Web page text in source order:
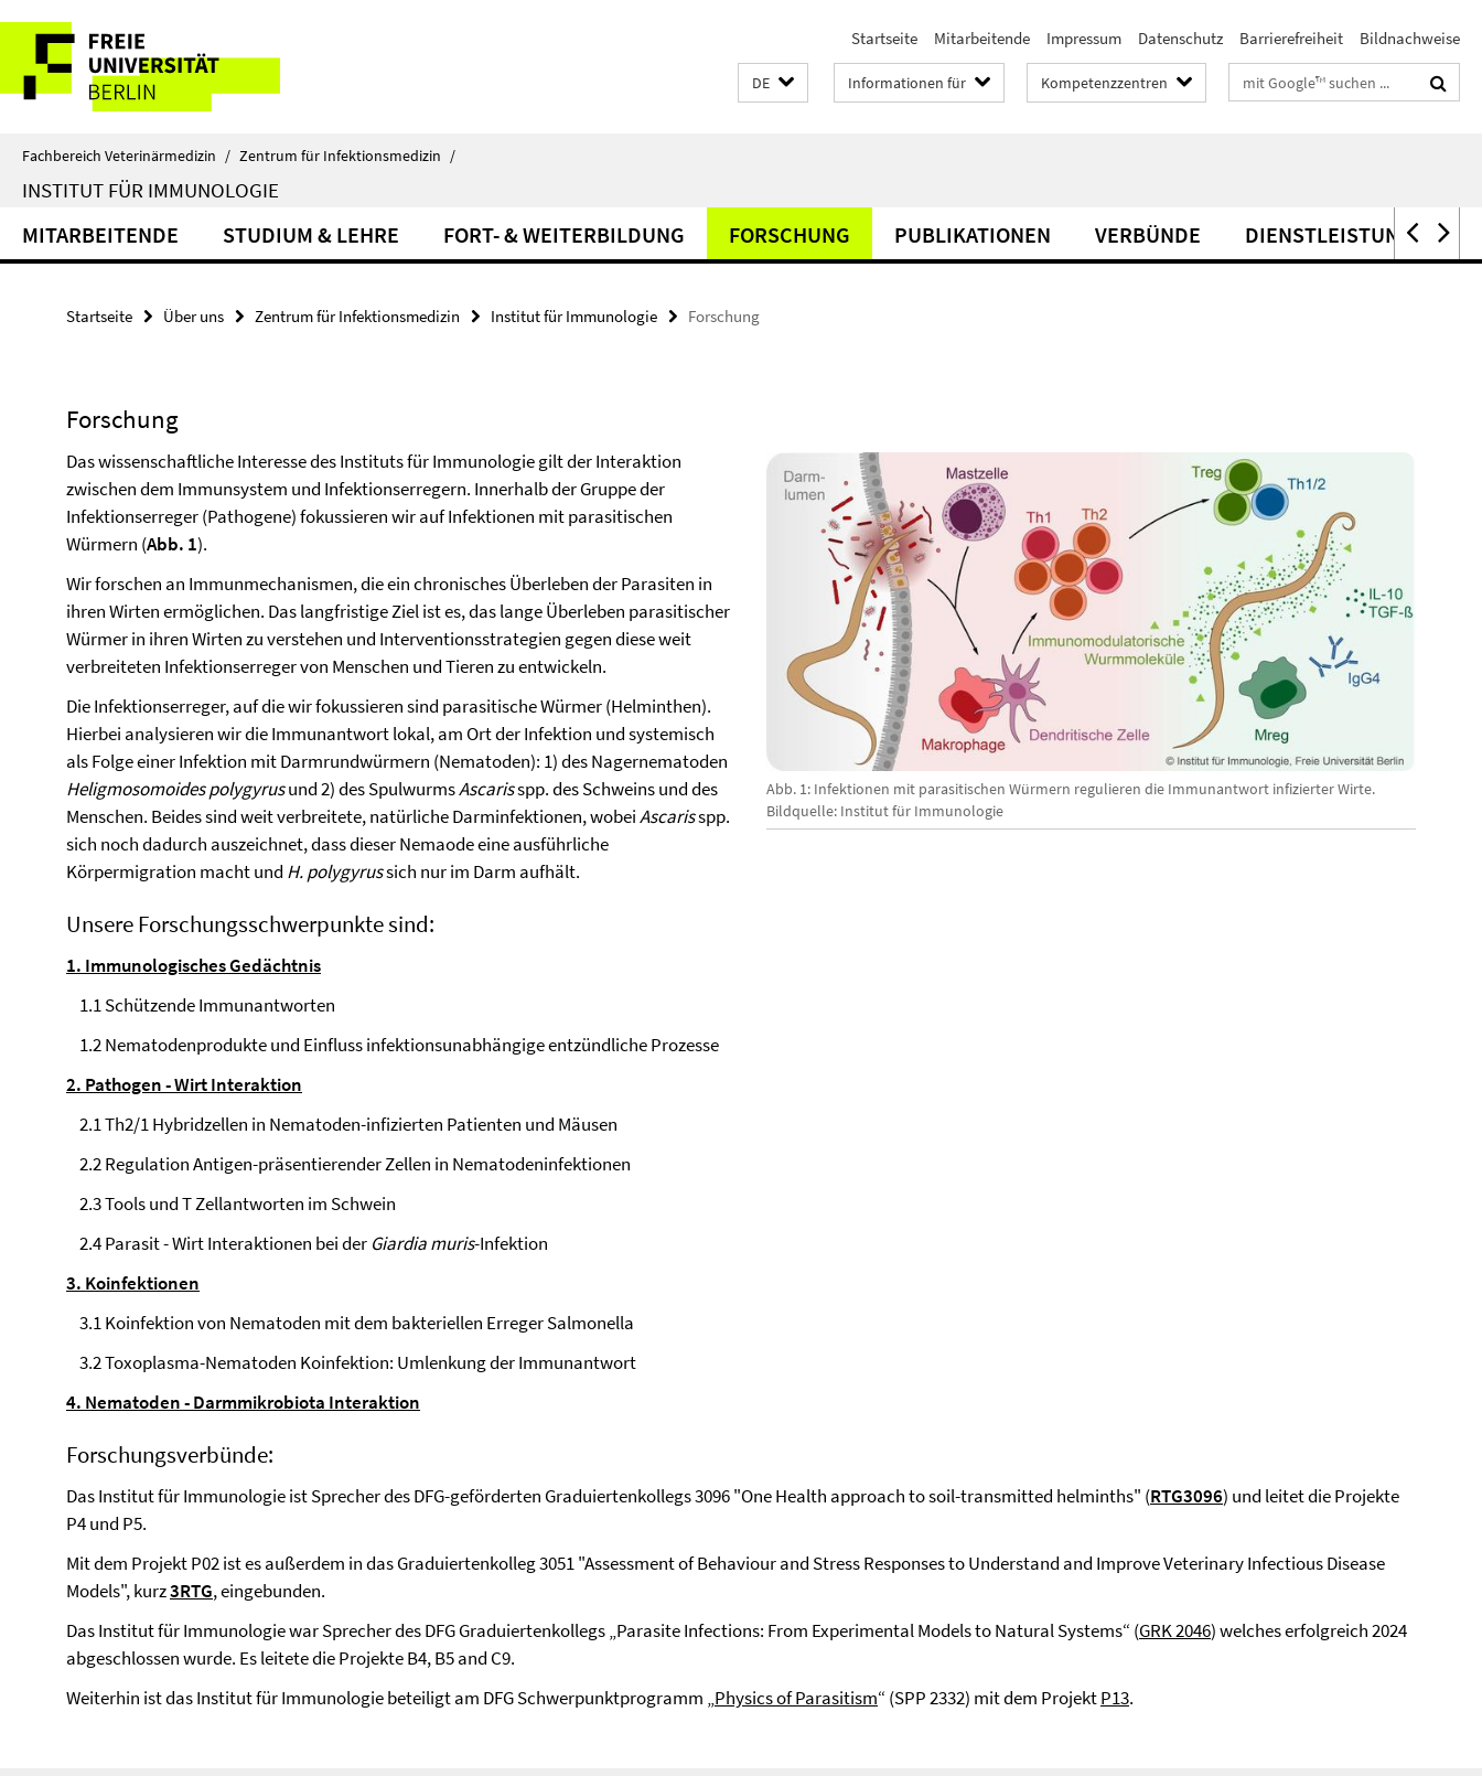
direkt
Inhalt
Service-
Navigation
Startseite Mitarbeitende Impressum Datenschutz Barrierefreiheit Bildnachweise
DE Informationen für Kompetenzzentren Suchbegriffe
Fachbereich Veterinärmedizin / Zentrum für Infektionsmedizin /
INSTITUT FÜR IMMUNOLOGIE
MITARBEITENDE STUDIUM & LEHRE FORT- & WEITERBILDUNG FORSCHUNG PUBLIKATIONEN VERBÜNDE DIENSTLEISTUNG
Startseite Über uns Zentrum für Infektionsmedizin Institut für Immunologie Forschung
Forschung
Abb. 1: Infektionen mit parasitischen Würmern regulieren die Immunantwort infizierter Wirte.
Bildquelle: Institut für Immunologie
Das wissenschaftliche Interesse des Instituts für Immunologie gilt der Interaktion
zwischen dem Immunsystem und Infektionserregern. Innerhalb der Gruppe der
Infektionserreger (Pathogene) fokussieren wir auf Infektionen mit parasitischen
Würmern (Abb. 1).
Wir forschen an Immunmechanismen, die ein chronisches Überleben der Parasiten in
ihren Wirten ermöglichen. Das langfristige Ziel ist es, das lange Überleben parasitischer
Würmer in ihren Wirten zu verstehen und Interventionsstrategien gegen diese weit
verbreiteten Infektionserreger von Menschen und Tieren zu entwickeln.
Die Infektionserreger, auf die wir fokussieren sind parasitische Würmer (Helminthen).
Hierbei analysieren wir die Immunantwort lokal, am Ort der Infektion und systemisch
als Folge einer Infektion mit Darmrundwürmern (Nematoden): 1) des Nagernematoden
Heligmosomoides polygyrusund 2) des SpulwurmsAscarisspp. des Schweins und des
Menschen. Beides sind weit verbreitete, natürliche Darminfektionen, wobeiAscarisspp.
sich noch dadurch auszeichnet, dass dieser Nemaode eine ausführliche
Körpermigration macht und H. polygyrussich nur im Darm aufhält.
Unsere Forschungsschwerpunkte sind:
1. Immunologisches Gedächtnis
1.1 Schützende Immunantworten
1.2 Nematodenprodukte und Einfluss infektionsunabhängige entzündliche Prozesse
2. Pathogen - Wirt Interaktion
2.1 Th2/1 Hybridzellen in Nematoden-infizierten Patienten und Mäusen
2.2 Regulation Antigen-präsentierender Zellen in Nematodeninfektionen
2.3 Tools und T Zellantworten im Schwein
2.4 Parasit - Wirt Interaktionen bei der Giardia muris-Infektion
3. Koinfektionen
3.1 Koinfektion von Nematoden mit dem bakteriellen Erreger Salmonella
3.2 Toxoplasma-Nematoden Koinfektion: Umlenkung der Immunantwort
4. Nematoden - Darmmikrobiota Interaktion
Forschungsverbünde:
Das Institut für Immunologie ist Sprecher des DFG-geförderten Graduiertenkollegs 3096 "One Health approach to soil-transmitted helminths" (RTG3096) und leitet die Projekte
P4 und P5.
Mit dem Projekt P02 ist es außerdem in das Graduiertenkolleg 3051 "Assessment of Behaviour and Stress Responses to Understand and Improve Veterinary Infectious Disease
Models", kurz3RTG, eingebunden.
Das Institut für Immunologie war Sprecher des DFG Graduiertenkollegs „Parasite Infections: From Experimental Models to Natural Systems“ (GRK 2046) welches erfolgreich 2024
abgeschlossen wurde. Es leitete die Projekte B4, B5 and C9.
Weiterhin ist das Institut für Immunologie beteiligt am DFG Schwerpunktprogramm „Physics of Parasitism“ (SPP 2332) mit dem ProjektP13.